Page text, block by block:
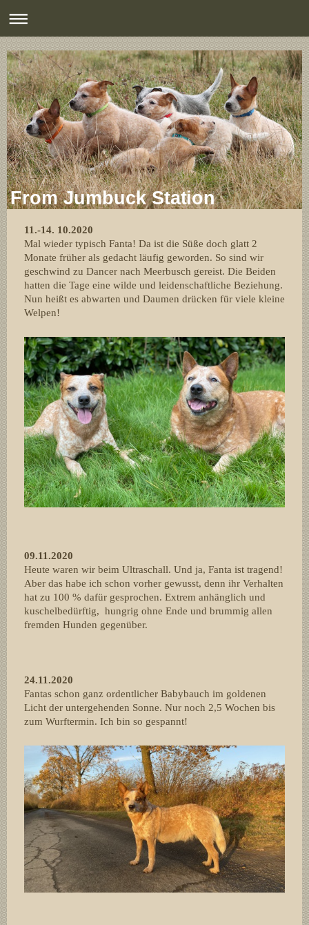
From Jumbuck Station
11.-14. 10.2020
Mal wieder typisch Fanta! Da ist die Süße doch glatt 2
Monate früher als gedacht läufig geworden. So sind wir
geschwind zu Dancer nach Meerbusch gereist. Die Beiden
hatten die Tage eine wilde und leidenschaftliche Beziehung.
Nun heißt es abwarten und Daumen drücken für viele kleine
Welpen!
09.11.2020
Heute waren wir beim Ultraschall. Und ja, Fanta ist tragend!
Aber das habe ich schon vorher gewusst, denn ihr Verhalten
hat zu 100 % dafür gesprochen. Extrem anhänglich und
kuschelbedürftig, hungrig ohne Ende und brummig allen
fremden Hunden gegenüber.
24.11.2020
Fantas schon ganz ordentlicher Babybauch im goldenen
Licht der untergehenden Sonne. Nur noch 2,5 Wochen bis
zum Wurftermin. Ich bin so gespannt!